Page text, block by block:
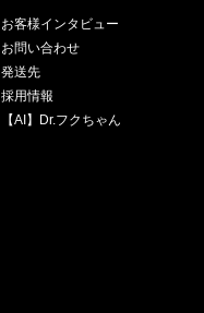
お客様インタビュー
お問い合わせ
発送先
採用情報
【AI】Dr.フクちゃん